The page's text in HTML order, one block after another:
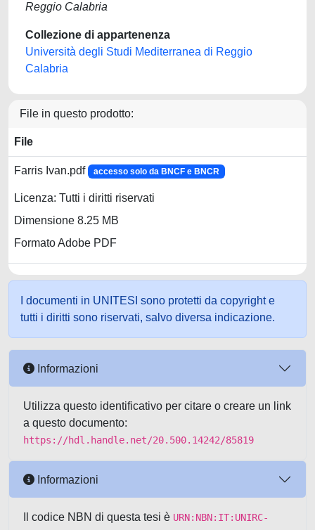
Reggio Calabria
Collezione di appartenenza
Università degli Studi Mediterranea di Reggio
Calabria
File in questo prodotto:
File
Farris Ivan.pdf accesso solo da BNCF e BNCR
Licenza: Tutti i diritti riservati
Dimensione 8.25 MB
Formato Adobe PDF
I documenti in UNITESI sono protetti da copyright e
tutti i diritti sono riservati, salvo diversa indicazione.
Informazioni
Utilizza questo identificativo per citare o creare un link
a questo documento:
https://hdl.handle.net/20.500.14242/85819
Informazioni
Il codice NBN di questa tesi è URN:NBN:IT:UNIRC-